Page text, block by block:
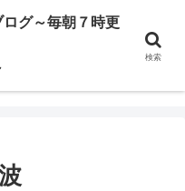
ピンサロで遊んだ親父
～毎朝７時更新中～
グ～毎朝７時更
検索